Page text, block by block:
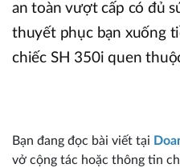
an toàn vượt cấp có đủ
thuyết phục bạn xuống
chiếc SH 350i quen
Bạn đang đọc bài viết tại
vở cộng tác hoặc thông tin